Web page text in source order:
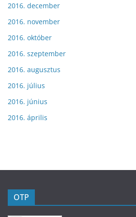
2016. december
2016. november
2016. október
2016. szeptember
2016. augusztus
2016. július
2016. június
2016. április
OTP